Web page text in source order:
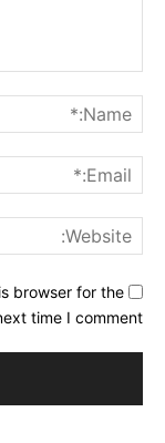
browser for the
time I comment.